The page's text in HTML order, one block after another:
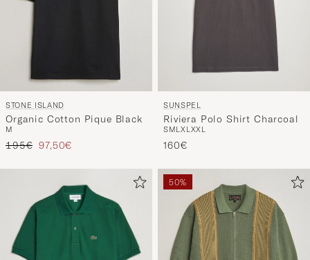
STONE ISLAND
Organic Cotton Pique Black
M
Regulärer Preis
195€ Reduzierter Preis
97,50€
SUNSPEL
Riviera Polo Shirt Charcoal
SMLXLXXL
160€
50%